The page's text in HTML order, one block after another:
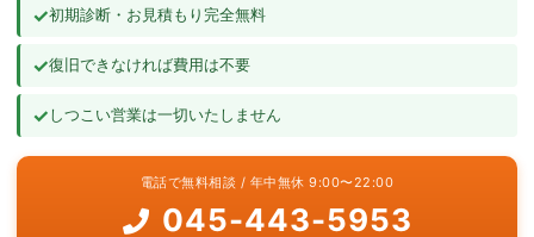
よくあるご質問
✓初期診断・お見積もり完全無料
✓復旧できなければ費用は不要
✓しつこい営業は一切いたしません
電話で無料相談 / 年中無休 9:00〜22:00
045-443-5953